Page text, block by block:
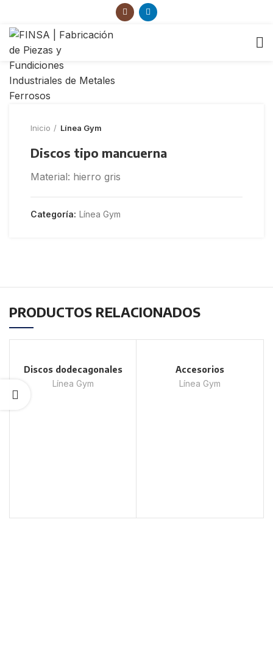
Inicio Línea Gym
Discos tipo mancuerna
Material: hierro gris
Categoría: Línea Gym
PRODUCTOS RELACIONADOS
Discos dodecagonales
Línea Gym
Accesorios
Línea Gym